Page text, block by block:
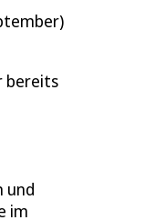
bereits
und
im